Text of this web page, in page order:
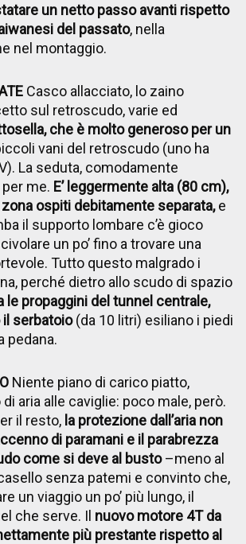
un netto passo avanti rispetto
del passato, nella
nel montaggio.
Casco allacciato, lo zaino
sul retroscudo, varie ed
che è molto generoso per un
vani del retroscudo (uno ha
La seduta, comodamente
me. E’ leggermente alta (80 cm),
ospiti debitamente separata,e
il supporto lombare c’è gioco
un po’ fino a trovare una
Tutto questo malgrado i
perché dietro allo scudo di spazio
le propaggini del tunnel centrale,
serbatoio(da 10 litri) esiliano i piedi
pedana.
Niente piano di carico piatto,
aria alle caviglie: poco male, però.
il resto, la protezione dall’aria non
di paramani e il parabrezza
come si deve al busto–meno al
senza patemi e convinto che,
un viaggio un po’ più lungo, il
che serve. Il nuovo motore 4T da
più prestante rispetto al